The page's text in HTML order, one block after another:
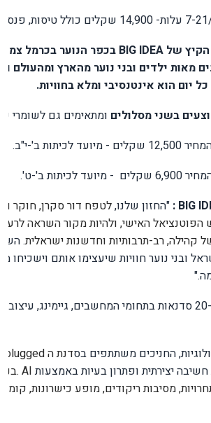
של BIG IDEA בכפר הנוער בכרמל
מזה 16 שנים מאות ילדים ובני נוער מהארץ
יום הוא אינטנסיבי ומלא בחוויות.
בשני מסלולים ומתאימים גם לשומרי
- מיועד לכיתות ב'-ט'.
BIG
: "החזון שלנו,לטפח דור סקרן, חוקר
האישי, ולהיות מקור השראה
קהילה, רב-תרבותיות וחדשנות ישראלית.
ובני נוער חוויות שיעצימו אותם
מעל ל-20 סדנאות בתחומי המחשבים, גיימינג,
החניכים משתתפים בסדנת ה
חשיבה יצירתית ופתרון בעיות באמצעות. AI
מסיבות ריקודים, מופע כישרונות,